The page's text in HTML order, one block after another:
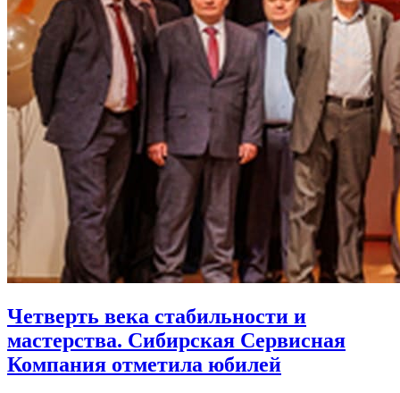
Четверть века стабильности и
мастерства. Сибирская Сервисная
Компания отметила юбилей